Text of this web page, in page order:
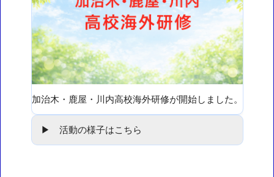
加治木・鹿屋・川内高校海外研修が開始しました。
▶ 活動の様子はこちら